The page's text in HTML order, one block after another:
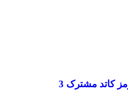
3361AS سون سگمنت قرمز کاتد مشترک 3